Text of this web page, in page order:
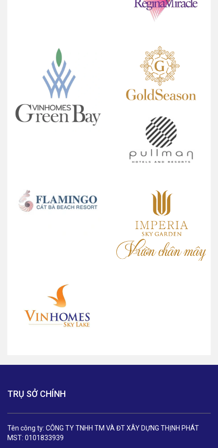
TRỤ SỞ CHÍNH
Tên công ty: CÔNG TY TNHH TM VÀ ĐT XÂY DỰNG THỊNH PHÁT
MST: 0101833939